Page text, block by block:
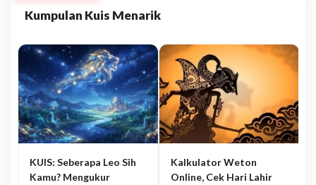
Kumpulan Kuis Menarik
KUIS: Seberapa Leo Sih
Kamu? Mengukur
Kalkulator Weton
Online, Cek Hari Lahir